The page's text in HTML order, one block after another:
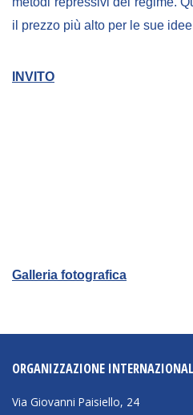
Contratti/Accordi/Grant
NEWSLETTER
il prezzo più alto per le sue
INVITO
Galleria fotografica
ORGANIZZAZIONE
Via Giovanni Paisiello, 24